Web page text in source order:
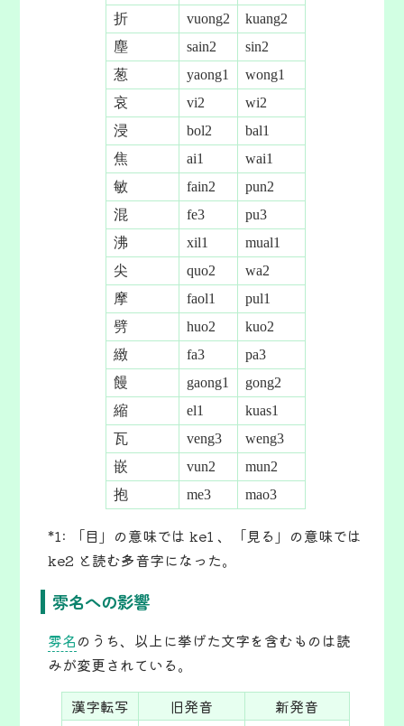
折
vuong2
kuang2
塵
sain2
sin2
葱
yaong1
wong1
哀
vi2
wi2
浸
bol2
bal1
焦
ai1
wai1
敏
fain2
pun2
混
fe3
pu3
沸
xil1
mual1
尖
quo2
wa2
摩
faol1
pul1
劈
huo2
kuo2
緻
fa3
pa3
饅
gaong1
gong2
縮
el1
kuas1
瓦
veng3
weng3
嵌
vun2
mun2
抱
me3 mao3
*1: 「目」の意味では ke1 、「見る」の意味では
ke2 と読む多音字になった。
雰名への影響
雰名のうち、以上に挙げた文字を含むものは読
みが変更されている。
漢字転写
旧発音 新発音